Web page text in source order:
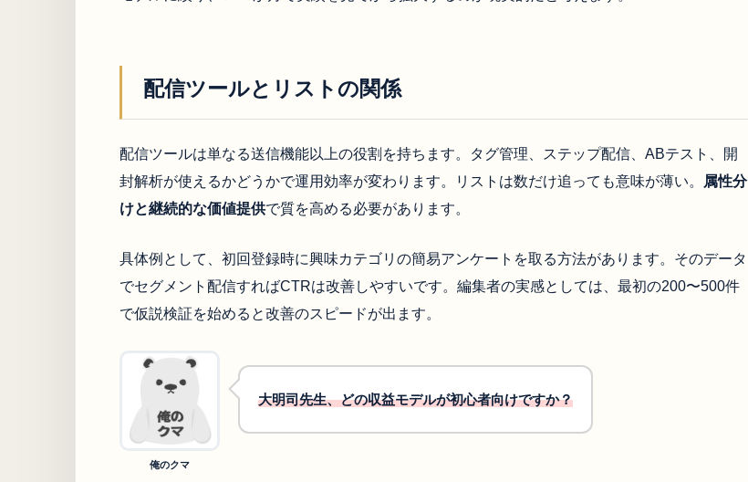
配信ツールとリストの関係
配信ツールは単なる送信機能以上の役割を持ちます。タグ管理、ステップ配信、ABテスト、開
封解析が使えるかどうかで運用効率が変わります。リストは数だけ追っても意味が薄い。 属性分
けと継続的な価値提供で質を高める必要があります。
具体例として、初回登録時に興味カテゴリの簡易アンケートを取る方法があります。そのデータ
でセグメント配信すればCTRは改善しやすいです。編集者の実感としては、最初の200〜500件
で仮説検証を始めると改善のスピードが出ます。
俺のクマ
大明司先生、どの収益モデルが初心者向けですか？